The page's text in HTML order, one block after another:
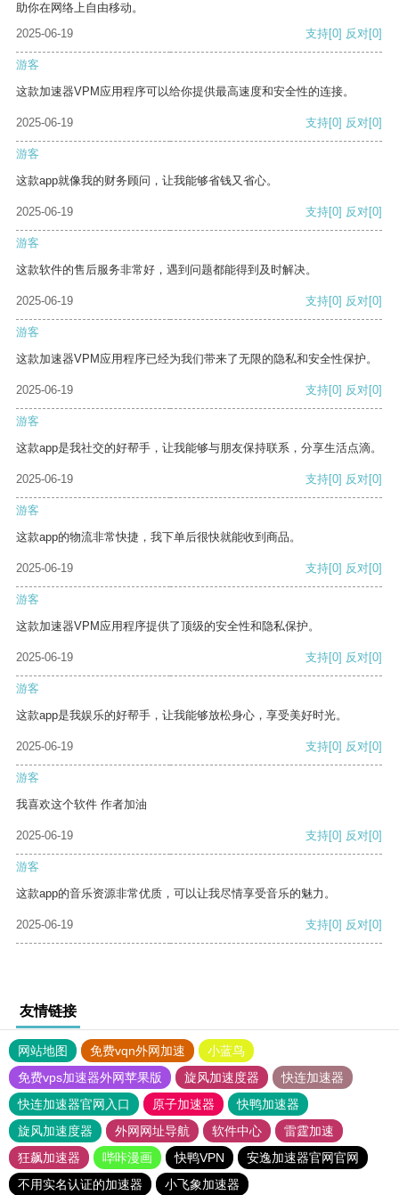
助你在网络上自由移动。
2025-06-19
支持[0] 反对[0]
游客
这款加速器VPM应用程序可以给你提供最高速度和安全性的连接。
2025-06-19 支持[0] 反对[0]
游客
这款app就像我的财务顾问，让我能够省钱又省心。
2025-06-19 支持[0] 反对[0]
游客
这款软件的售后服务非常好，遇到问题都能得到及时解决。
2025-06-19 支持[0] 反对[0]
游客
这款加速器VPM应用程序已经为我们带来了无限的隐私和安全性保护。
2025-06-19 支持[0] 反对[0]
游客
这款app是我社交的好帮手，让我能够与朋友保持联系，分享生活点滴。
2025-06-19 支持[0] 反对[0]
游客
这款app的物流非常快捷，我下单后很快就能收到商品。
2025-06-19 支持[0] 反对[0]
游客
这款加速器VPM应用程序提供了顶级的安全性和隐私保护。
2025-06-19 支持[0] 反对[0]
游客
这款app是我娱乐的好帮手，让我能够放松身心，享受美好时光。
2025-06-19 支持[0] 反对[0]
游客
我喜欢这个软件 作者加油
2025-06-19 支持[0] 反对[0]
游客
这款app的音乐资源非常优质，可以让我尽情享受音乐的魅力。
2025-06-19 支持[0] 反对[0]
友情链接
网站地图 免费vqn外网加速
小蓝鸟
免费vps加速器外网苹果版
旋风加速度器
快连加速器
快连加速器官网入口
原子加速器
快鸭加速器
旋风加速度器
外网网址导航 软件中心
雷霆加速
狂飙加速器
哔咔漫画 快鸭VPN
安逸加速器官网官网
不用实名认证的加速器
小飞象加速器